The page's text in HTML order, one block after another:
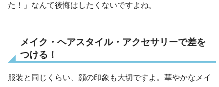
た！」なんて後悔はしたくないですよね。
メイク・ヘアスタイル・アクセサリーで差を
つける！
服装と同じくらい、顔の印象も大切ですよ。華やかなメイ